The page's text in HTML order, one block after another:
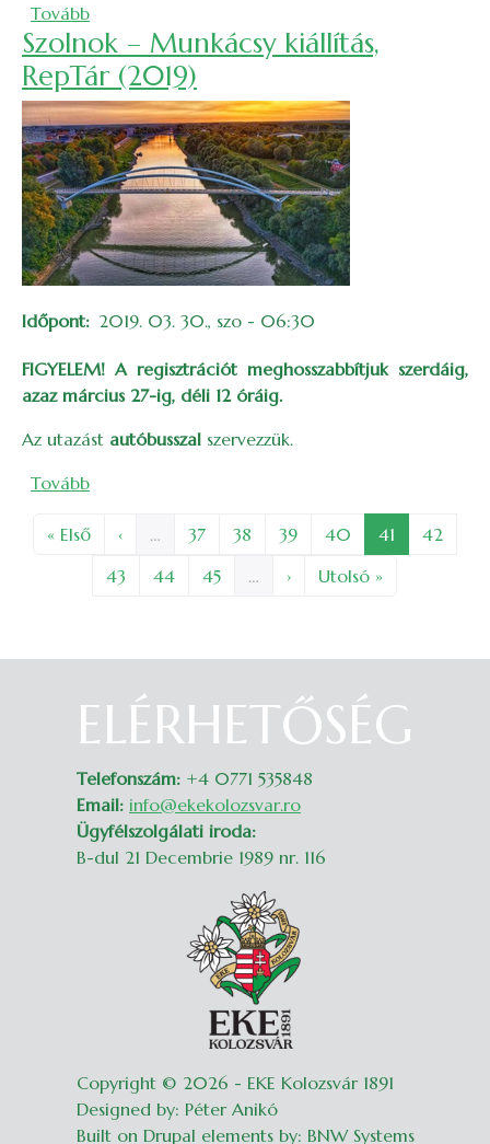
Tovább(Honismereti kirándulás – Nagybánya és Șuior
Szolnok – Munkácsy kiállítás,
RepTár (2019)
Időpont 2019. 03. 30., szo - 06:30
FIGYELEM! A regisztrációt meghosszabbítjuk szerdáig,
azaz március 27-ig, déli 12 óráig.
Az utazást autóbusszal szervezzük.
Tovább(Szolnok – Munkácsy kiállítás, RepTár (2019))
Első oldal
« Első Előző oldal
‹ … Oldal
37 Oldal
38 Oldal
39 Oldal
40 Oldal
41 Oldal
42
Oldal
43 Oldal
44 Oldal
45 … Következő oldal
› Utolsó oldal
Utolsó »
ELÉRHETŐSÉG
Telefonszám: +4 0771 535848
Email: info@ekekolozsvar.ro
Ügyfélszolgálati iroda:
B-dul 21 Decembrie 1989 nr. 116
Copyright © 2026 - EKE Kolozsvár 1891
Designed by: Péter Anikó
Built on Drupal elements by: BNW Systems